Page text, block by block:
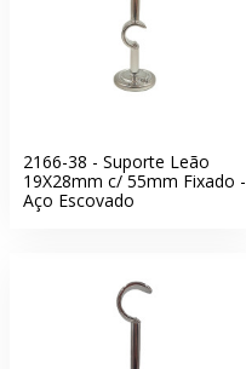
2166-38 - Suporte Leão
19X28mm c/ 55mm Fixado -
Aço Escovado